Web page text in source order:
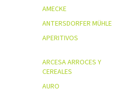
AMECKE
ANTERSDORFER MÜHLE
APERITIVOS
ARCESA ARROCES Y
CEREALES
AURO